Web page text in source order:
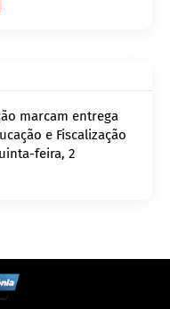
marcam entrega
e Fiscalização
feira, 2